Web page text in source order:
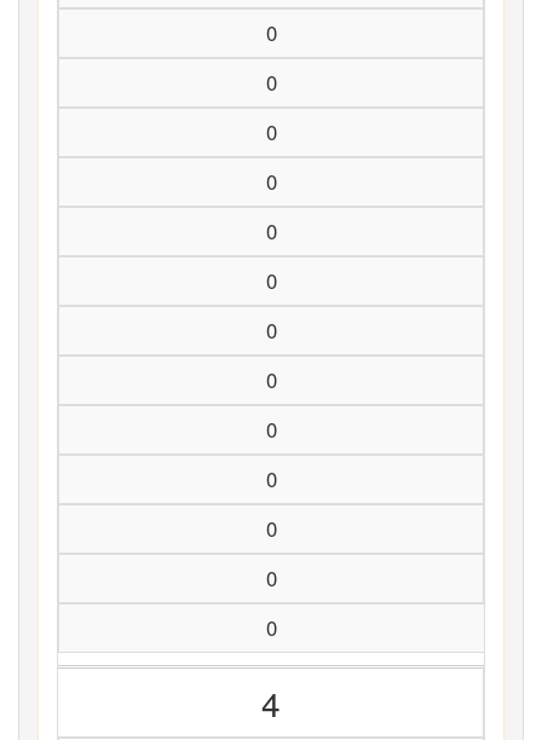
0
0
0
0
0
0
0
0
0
0
0
0
0
4